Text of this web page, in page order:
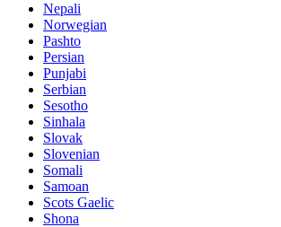
Nepali
Norwegian
Pashto
Persian
Punjabi
Serbian
Sesotho
Sinhala
Slovak
Slovenian
Somali
Samoan
Scots Gaelic
Shona